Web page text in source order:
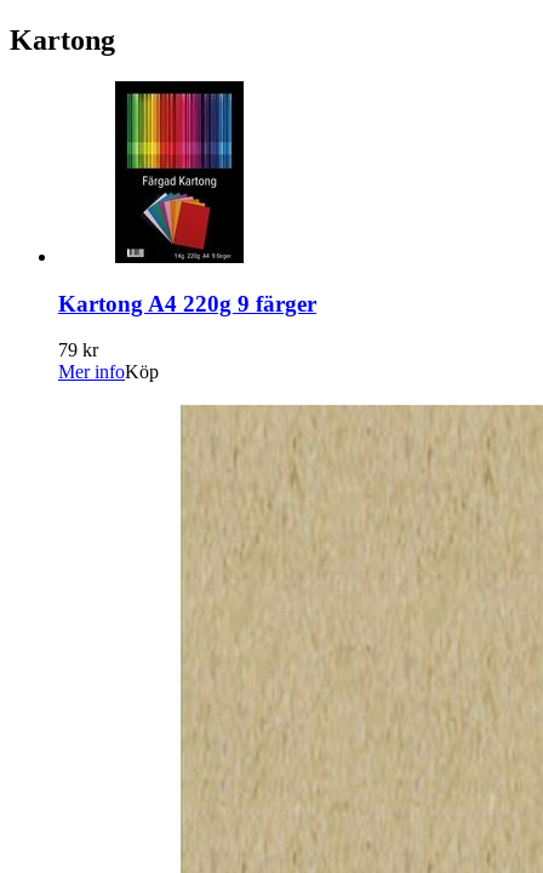
Kartong
Kartong A4 220g 9 färger
79 kr
Mer infoKöp